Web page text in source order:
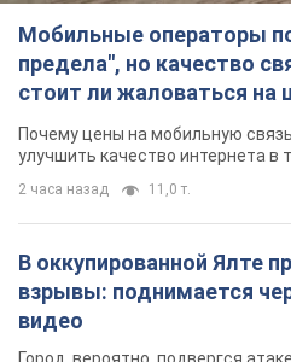
Мобильные операторы
предела", но качество
стоит ли жаловаться на
Почему цены на мобильную
улучшить качество интернета в
2 часа назад 11,0 т.
В оккупированной Ялте
взрывы: поднимается
видео